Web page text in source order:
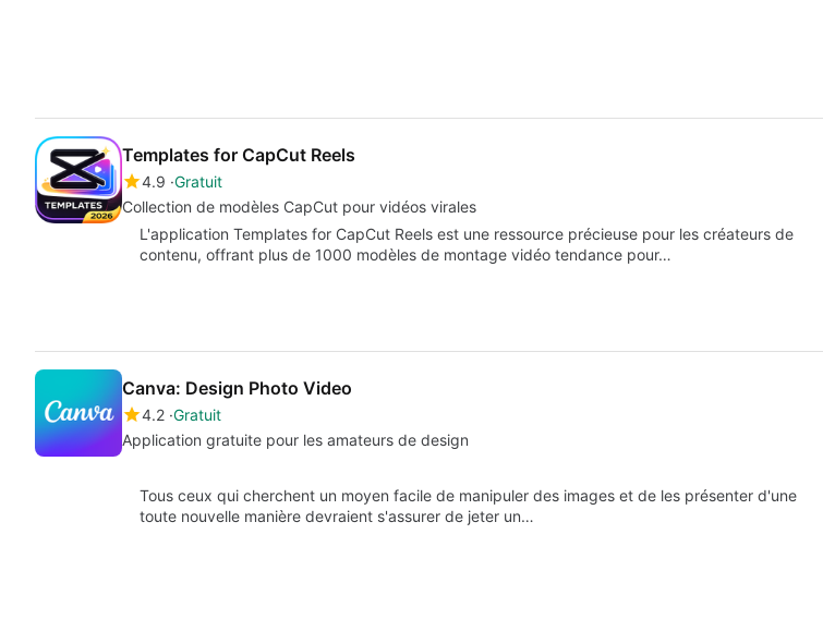
Templates for CapCut Reels
4.9 Gratuit
Collection de modèles CapCut pour vidéos virales
L'application Templates for CapCut Reels est une ressource précieuse pour les créateurs de
contenu, offrant plus de 1000 modèles de montage vidéo tendance pour…
Canva: Design Photo Video
4.2 Gratuit
Application gratuite pour les amateurs de design
Tous ceux qui cherchent un moyen facile de manipuler des images et de les présenter d'une
toute nouvelle manière devraient s'assurer de jeter un…